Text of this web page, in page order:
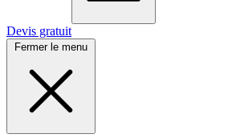
Devis gratuit
Fermer le menu